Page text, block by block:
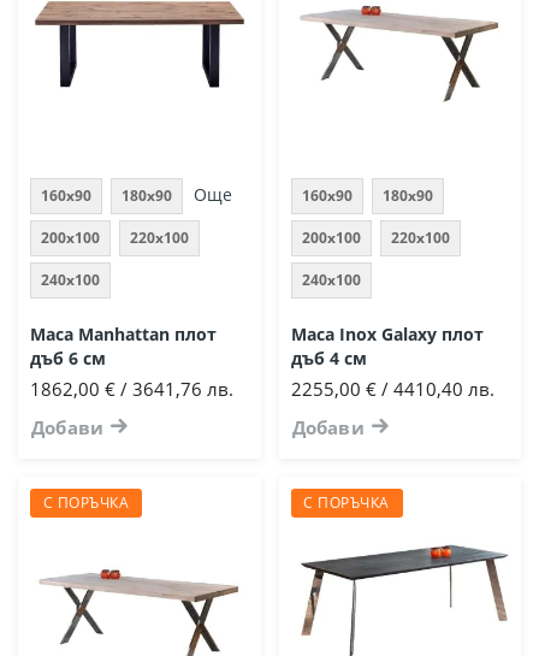
160x90 180x90
200x100 220x100
240x100
Още
Маса Manhattan плот
дъб 6 см
1862,00 € / 3641,76 лв.
Добави
160x90 180x90
200x100 220x100
240x100
Маса Inox Galaxy плот
дъб 4 см
2255,00 € / 4410,40 лв.
Добави
С ПОРЪЧКА С ПОРЪЧКА